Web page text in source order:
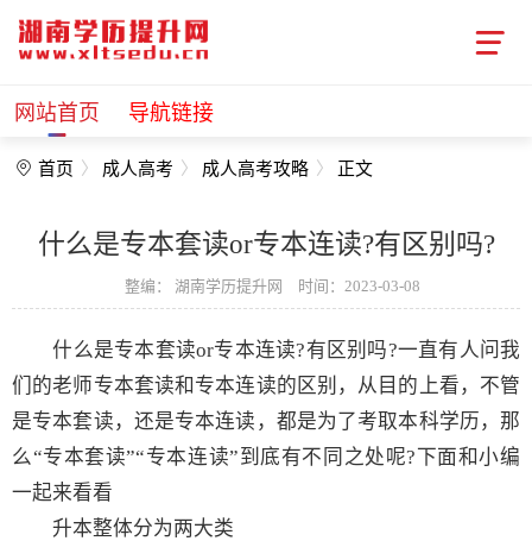
网站首页 导航链接
首页 成人高考 成人高考攻略 正文
什么是专本套读or专本连读?有区别吗?
整编： 湖南学历提升网 时间：2023-03-08
什么是专本套读or专本连读?有区别吗?一直有人问我
们的老师专本套读和专本连读的区别，从目的上看，不管
是专本套读，还是专本连读，都是为了考取本科学历，那
么“专本套读”“专本连读”到底有不同之处呢?下面和小编
一起来看看
升本整体分为两大类